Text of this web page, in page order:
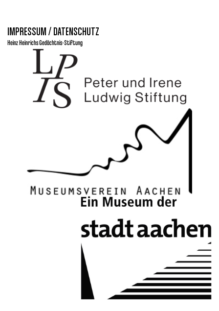
IMPRESSUM / DATENSCHUTZ
Heinz Heinrichs Gedächtnis-Stiftung